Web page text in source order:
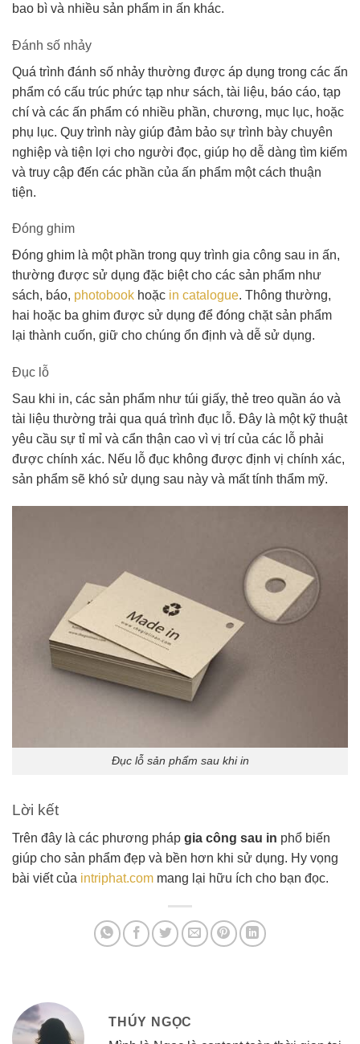
bao bì và nhiều sản phẩm in ấn khác.
Đánh số nhảy
Quá trình đánh số nhảy thường được áp dụng trong các ấn
phẩm có cấu trúc phức tạp như sách, tài liệu, báo cáo, tạp
chí và các ấn phẩm có nhiều phần, chương, mục lục, hoặc
phụ lục. Quy trình này giúp đảm bảo sự trình bày chuyên
nghiệp và tiện lợi cho người đọc, giúp họ dễ dàng tìm kiếm
và truy cập đến các phần của ấn phẩm một cách thuận
tiện.
Đóng ghim
Đóng ghim là một phần trong quy trình gia công sau in ấn,
thường được sử dụng đặc biệt cho các sản phẩm như
sách, báo, photobook hoặc in catalogue. Thông thường,
hai hoặc ba ghim được sử dụng để đóng chặt sản phẩm
lại thành cuốn, giữ cho chúng ổn định và dễ sử dụng.
Đục lỗ
Sau khi in, các sản phẩm như túi giấy, thẻ treo quần áo và
tài liệu thường trải qua quá trình đục lỗ. Đây là một kỹ thuật
yêu cầu sự tỉ mỉ và cẩn thận cao vì vị trí của các lỗ phải
được chính xác. Nếu lỗ đục không được định vị chính xác,
sản phẩm sẽ khó sử dụng sau này và mất tính thẩm mỹ.
Đục lỗ sản phẩm sau khi in
Lời kết
Trên đây là các phương pháp gia công sau in phổ biến
giúp cho sản phẩm đẹp và bền hơn khi sử dụng. Hy vọng
bài viết của intriphat.com mang lại hữu ích cho bạn đọc.
THÚY NGỌC